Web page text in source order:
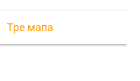
Tpe мапа